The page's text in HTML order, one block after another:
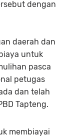
dengan
daerah dan
untuk
pasca
petugas
dan telah
Tapteng.
membiayai